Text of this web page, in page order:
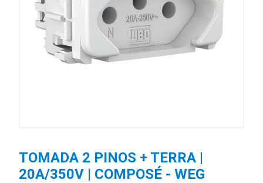
TOMADA 2 PINOS + TERRA |
20A/350V | COMPOSÉ - WEG